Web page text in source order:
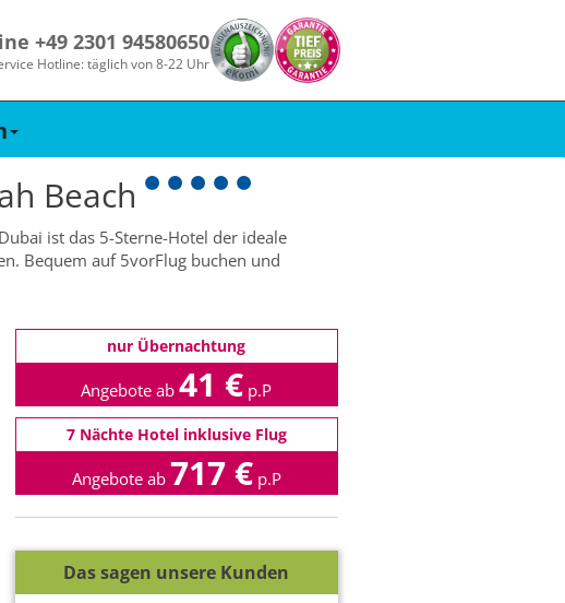
+49 2301 94580650
Hotline: täglich von 8-22 Uhr
Beach
ist das 5-Sterne-Hotel der ideale
Bequem auf 5vorFlug buchen und
nur Übernachtung
Angebote ab41 € p.P
7 Nächte Hotel inklusive Flug
Angebote ab 717 € p.P
Das sagen unsere Kunden